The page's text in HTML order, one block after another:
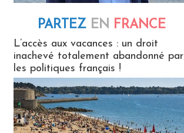
PARTEZ EN FRANCE
L’accès aux vacances : un droit
inachevé totalement abandonné par
les politiques français !